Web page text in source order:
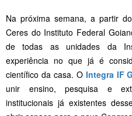
Na próxima semana, a partir
Ceres do Instituto Federal
de todas as unidades da
experiência no que já é
científico da casa. O Integra IF
unir ensino, pesquisa e
institucionais já existentes